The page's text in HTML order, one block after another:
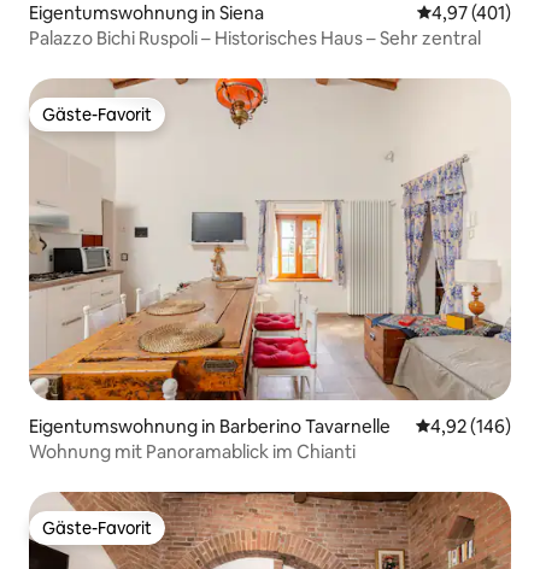
Eigentumswohnung in Siena
4,97 (401)
Palazzo Bichi Ruspoli – Historisches Haus – Sehr zentral
Gäste-Favorit
Gäste-Favorit
Eigentumswohnung in Barberino Tavarnelle
4,92 (146)
Wohnung mit Panoramablick im Chianti
Gäste-Favorit
Gäste-Favorit